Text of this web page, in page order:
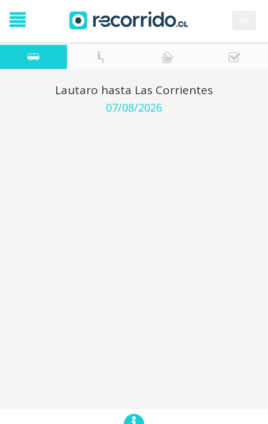
Lautaro hasta Las Corrientes
07/08/2026